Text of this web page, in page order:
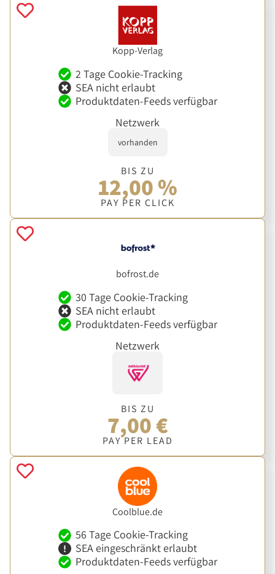
Kopp-Verlag
2 Tage Cookie-Tracking
SEA nicht erlaubt
Produktdaten-Feeds verfügbar
Netzwerk
vorhanden
BIS ZU
12,00 %
PAY PER CLICK
bofrost.de
30 Tage Cookie-Tracking
SEA nicht erlaubt
Produktdaten-Feeds verfügbar
Netzwerk
BIS ZU
7,00 €
PAY PER LEAD
Coolblue.de
56 Tage Cookie-Tracking
SEA eingeschränkt erlaubt
Produktdaten-Feeds verfügbar